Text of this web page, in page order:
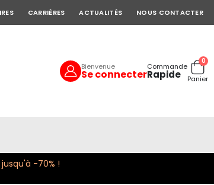
CARRIÈRES ACTUALITÉS NOUS CONTACTER
Bienvenue
Se connecter
Commande
Rapide Cart
0
Panier
-70% !